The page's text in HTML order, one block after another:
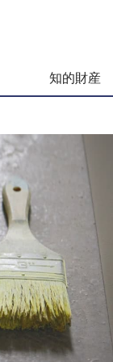
知的財産